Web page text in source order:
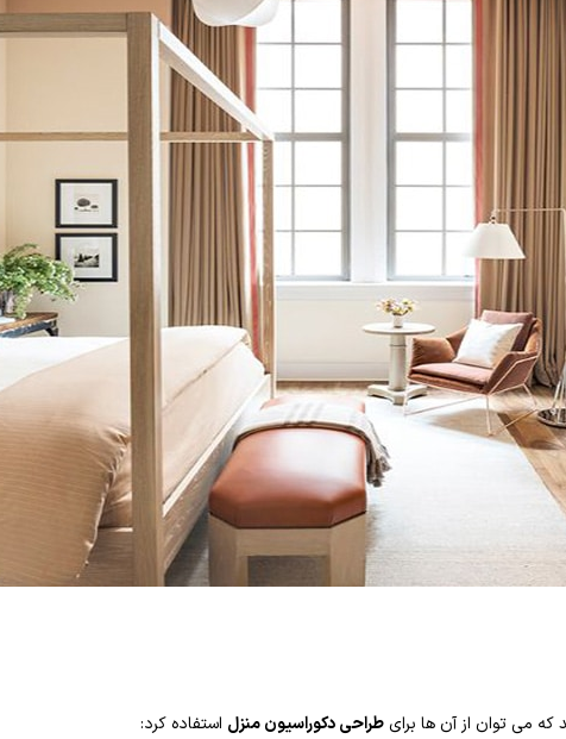
می توان از آن ها برایطراحی دکوراسیون منزل استفاده کرد: